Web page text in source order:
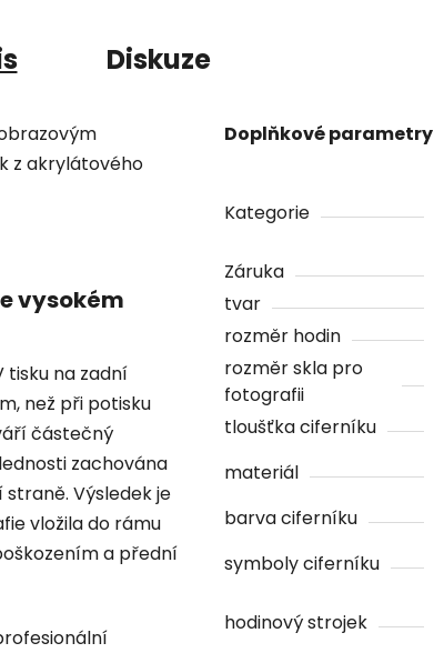
Diskuze
z akrylátového
vysokém
tisku na zadní
než při potisku
částečný
zachována
Výsledek je
vložila do rámu
a přední
Doplňkové parametry
Kategorie
Záruka
tvar
rozměr hodin
rozměr skla pro
fotografii
tloušťka ciferníku
materiál
barva ciferníku
symboly ciferníku
hodinový strojek